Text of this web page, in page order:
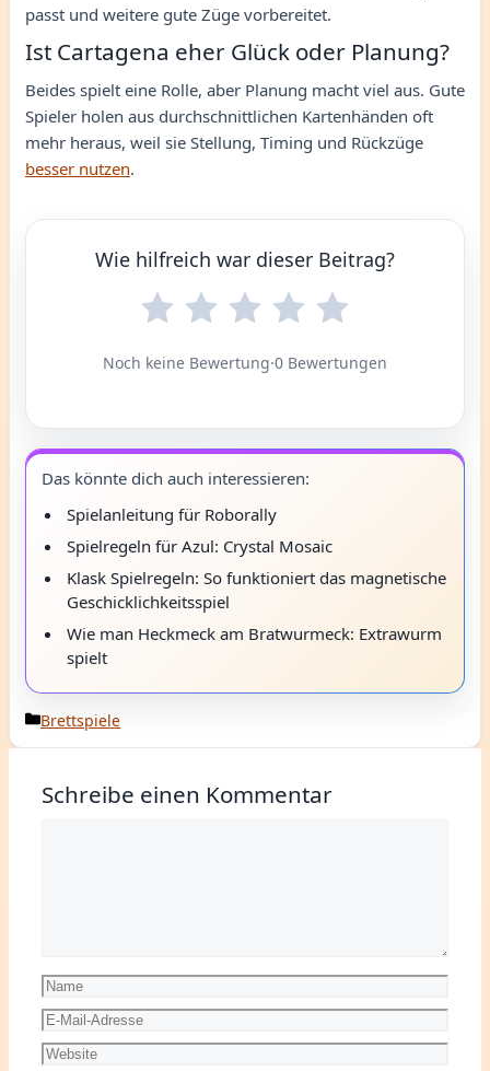
passt und weitere gute Züge vorbereitet.
Ist Cartagena eher Glück oder Planung?
Beides spielt eine Rolle, aber Planung macht viel aus. Gute
Spieler holen aus durchschnittlichen Kartenhänden oft
mehr heraus, weil sie Stellung, Timing und Rückzüge
besser nutzen.
Wie hilfreich war dieser Beitrag?
Noch keine Bewertung·0 Bewertungen
Das könnte dich auch interessieren:
Spielanleitung für Roborally
Spielregeln für Azul: Crystal Mosaic
Klask Spielregeln: So funktioniert das magnetische
Geschicklichkeitsspiel
Wie man Heckmeck am Bratwurmeck: Extrawurm
spielt
Kategorien
Brettspiele
Schreibe einen Kommentar
Name
E-
Mail-
Website